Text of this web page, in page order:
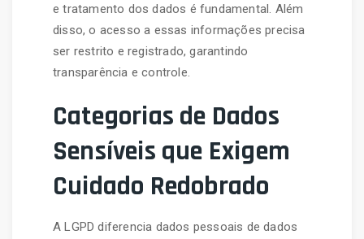
e tratamento dos dados é fundamental. Além
disso, o acesso a essas informações precisa
ser restrito e registrado, garantindo
transparência e controle.
Categorias de Dados
Sensíveis que Exigem
Cuidado Redobrado
A LGPD diferencia dados pessoais de dados